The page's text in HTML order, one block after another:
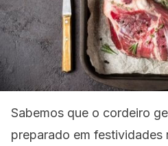
Sabemos que o cordeiro
preparado em festividades